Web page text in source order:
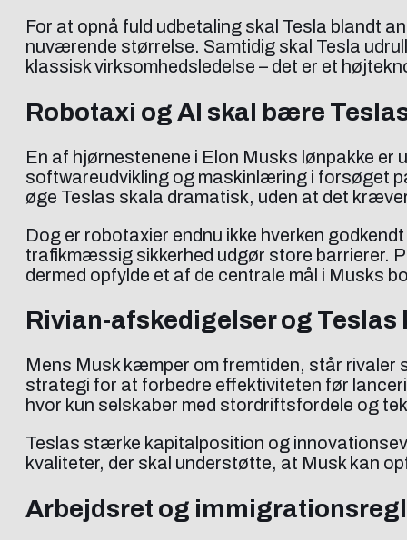
For at opnå fuld udbetaling skal Tesla blandt
nuværende størrelse. Samtidig skal Tesla
klassisk virksomhedsledelse – det er et
Robotaxi og AI skal bære
En af hjørnestenene i Elon Musks lønpakke
softwareudvikling og maskinlæring i forsøget
øge Teslas skala dramatisk, uden at det
Dog er robotaxier endnu ikke hverken
trafikmæssig sikkerhed udgør store barrierer.
dermed opfylde et af de centrale mål i Musks
Rivian-afskedigelser og
Mens Musk kæmper om fremtiden, står rivaler
strategi for at forbedre effektiviteten før
hvor kun selskaber med stordriftsfordele og
Teslas stærke kapitalposition og
kvaliteter, der skal understøtte, at Musk kan
Arbejdsret og